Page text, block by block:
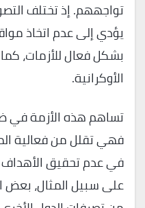
تواجههم. إذ تختلف
يؤدي إلى عدم اتخاذ
بشكل فعال للأزمات،
الأوكرانية.
تساهم هذه الأزمة في
فهي تقلل من فعالية
في عدم تحقيق الأهداف
على سبيل المثال، بعض